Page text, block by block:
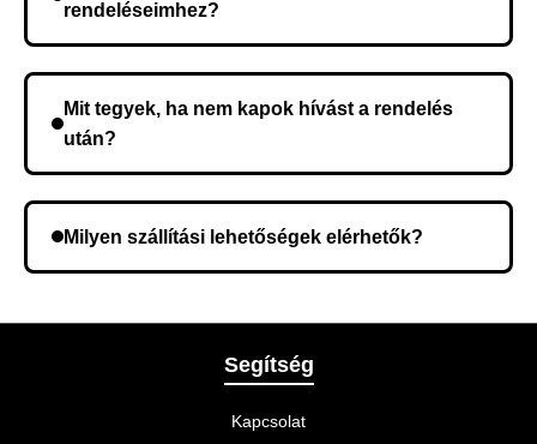
rendeléseimhez?
Mit tegyek, ha nem kapok hívást a rendelés
után?
meg a rendelést.
Milyen szállítási lehetőségek elérhetők?
legmegfelelőbb szállítási módot.
Segítség
Kapcsolat